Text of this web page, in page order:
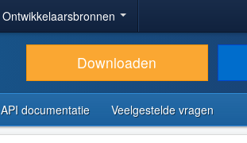
Ontwikkelaarsbronnen
Downloaden
API documentatie Veelgestelde vragen